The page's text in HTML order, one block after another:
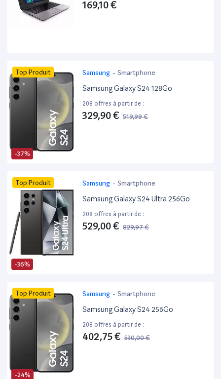
169,10 €
-37%
Top Produit Samsung - Smartphone
Samsung Galaxy S24 128Go
208 offres à partir de :
329,90 € 519,99 €
-36%
Top Produit Samsung - Smartphone
Samsung Galaxy S24 Ultra 256Go
208 offres à partir de :
529,00 € 829,97 €
-24%
Top Produit Samsung - Smartphone
Samsung Galaxy S24 256Go
208 offres à partir de :
402,75 € 530,00 €